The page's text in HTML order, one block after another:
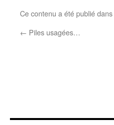
Ce contenu a été publié dans
← Piles usagées…